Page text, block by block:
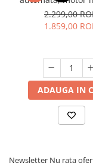
capacitate 10 kg,
10 programe,
clasa A,
2.299,00
1.859,00
ADAUGA IN
Newsletter Nu rata